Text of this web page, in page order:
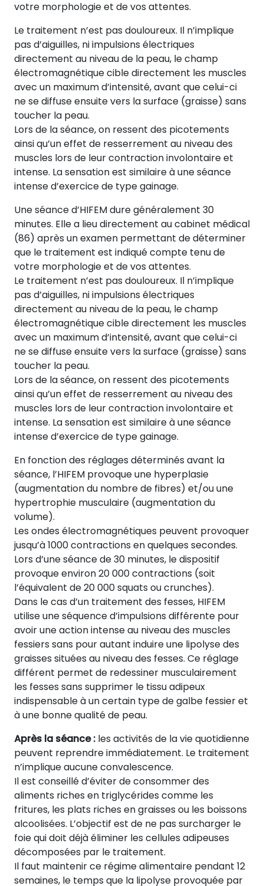
votre morphologie et de vos attentes.
Le traitement n’est pas douloureux. Il n’implique
pas d’aiguilles, ni impulsions électriques
directement au niveau de la peau, le champ
électromagnétique cible directement les muscles
avec un maximum d’intensité, avant que celui-ci
ne se diffuse ensuite vers la surface (graisse) sans
toucher la peau.
Lors de la séance, on ressent des picotements
ainsi qu’un effet de resserrement au niveau des
muscles lors de leur contraction involontaire et
intense. La sensation est similaire à une séance
intense d’exercice de type gainage.
Une séance d’HIFEM dure généralement 30
minutes. Elle a lieu directement au cabinet médical
(86) après un examen permettant de déterminer
que le traitement est indiqué compte tenu de
votre morphologie et de vos attentes.
Le traitement n’est pas douloureux. Il n’implique
pas d’aiguilles, ni impulsions électriques
directement au niveau de la peau, le champ
électromagnétique cible directement les muscles
avec un maximum d’intensité, avant que celui-ci
ne se diffuse ensuite vers la surface (graisse) sans
toucher la peau.
Lors de la séance, on ressent des picotements
ainsi qu’un effet de resserrement au niveau des
muscles lors de leur contraction involontaire et
intense. La sensation est similaire à une séance
intense d’exercice de type gainage.
En fonction des réglages déterminés avant la
séance, l’HIFEM provoque une hyperplasie
(augmentation du nombre de fibres) et/ou une
hypertrophie musculaire (augmentation du
volume).
Les ondes électromagnétiques peuvent provoquer
jusqu’à 1000 contractions en quelques secondes.
Lors d’une séance de 30 minutes, le dispositif
provoque environ 20 000 contractions (soit
l’équivalent de 20 000 squats ou crunches).
Dans le cas d’un traitement des fesses, HIFEM
utilise une séquence d’impulsions différente pour
avoir une action intense au niveau des muscles
fessiers sans pour autant induire une lipolyse des
graisses situées au niveau des fesses. Ce réglage
différent permet de redessiner musculairement
les fesses sans supprimer le tissu adipeux
indispensable à un certain type de galbe fessier et
à une bonne qualité de peau.
Après la séance : les activités de la vie quotidienne
peuvent reprendre immédiatement. Le traitement
n’implique aucune convalescence.
Il est conseillé d’éviter de consommer des
aliments riches en triglycérides comme les
fritures, les plats riches en graisses ou les boissons
alcoolisées. L’objectif est de ne pas surcharger le
foie qui doit déjà éliminer les cellules adipeuses
décomposées par le traitement.
Il faut maintenir ce régime alimentaire pendant 12
semaines, le temps que la lipolyse provoquée par